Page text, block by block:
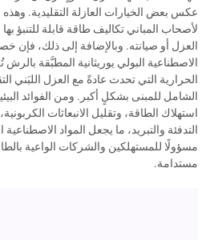
عكس بعض الخيارات العازلة التقليدية. وهذه
لأصحاب المباني تكاليف طاقة قابلة للتنبؤ
العزل أو صيانته. وبالإضافة إلى ذلك، فإن
الاصطناعية البولي يوريثانية المطبَّقة
الحرارية التي تحدث عادةً مع العزل اللبَني
الشامل للمبنى بشكلٍ أكبر. ومن الفوائد
استهلاك الطاقة، وتقليل الانبعاثات
التدفئة والتبريد، ما يجعل المواد الاصطناعية
مسؤولًا للمستهلكين والشركات الواعية
مستدامة.